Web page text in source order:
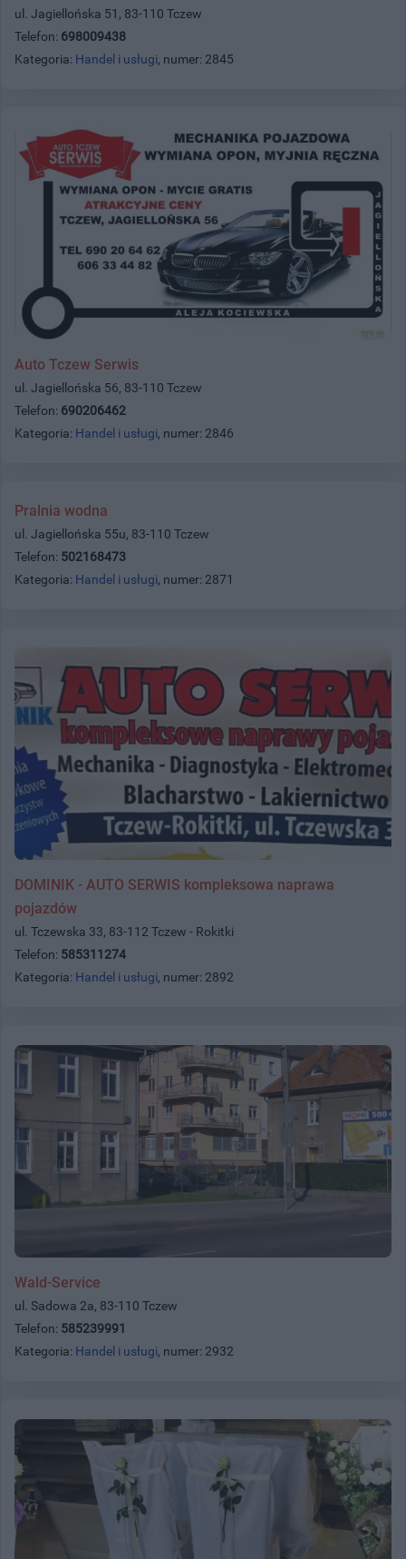
ul. Jagiellońska 51, 83-110 Tczew
Telefon: 698009438
Kategoria: Handel i usługi, numer: 2845
Auto Tczew Serwis
ul. Jagiellońska 56, 83-110 Tczew
Telefon: 690206462
Kategoria: Handel i usługi, numer: 2846
Pralnia wodna
ul. Jagiellońska 55u, 83-110 Tczew
Telefon: 502168473
Kategoria: Handel i usługi, numer: 2871
DOMINIK - AUTO SERWIS kompleksowa naprawa
pojazdów
ul. Tczewska 33, 83-112 Tczew - Rokitki
Telefon: 585311274
Kategoria: Handel i usługi, numer: 2892
Wald-Service
ul. Sadowa 2a, 83-110 Tczew
Telefon: 585239991
Kategoria: Handel i usługi, numer: 2932